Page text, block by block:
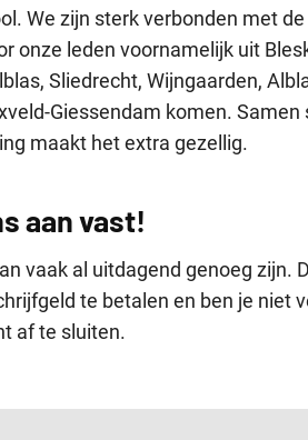
We zijn sterk verbonden met
onze leden voornamelijk uit
Sliedrecht, Wijngaarden,
Giessendam komen. Samen
maakt het extra gezellig.
aan vast!
vaak al uitdagend genoeg zijn.
te betalen en ben je niet
af te sluiten.